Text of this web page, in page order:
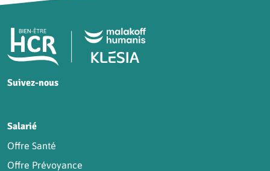
Pied de page HCR Bien-Être
Suivez-nous
Salarié
Offre Santé
Offre Prévoyance